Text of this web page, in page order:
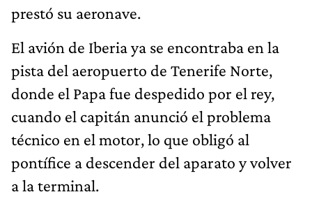
prestó su aeronave.
El avión de Iberia ya se encontraba en la
pista del aeropuerto de Tenerife Norte,
donde el Papa fue despedido por el rey,
cuando el capitán anunció el problema
técnico en el motor, lo que obligó al
pontífice a descender del aparato y volver
a la terminal.